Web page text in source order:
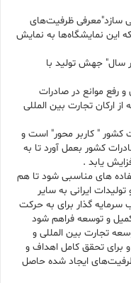
سازد"معرفی ظرفیت‌های
این نمایشگاه‌ها به نمایش
سال" جهش تولید با
موانع در صادرات
ارکان تجارت بین المللی
کشور " کاربر محور" است و
کشور بعمل آورد تا به
یابد .
های مناسبی شود تا هم
ایرانی به سایر
سرمایه گذار برای به حرکت
و توسعه فراهم شود
تجارت بین المللی و
برای تحقق کامل اهداف و
ظرفیت‌های ایجاد شده حاصل